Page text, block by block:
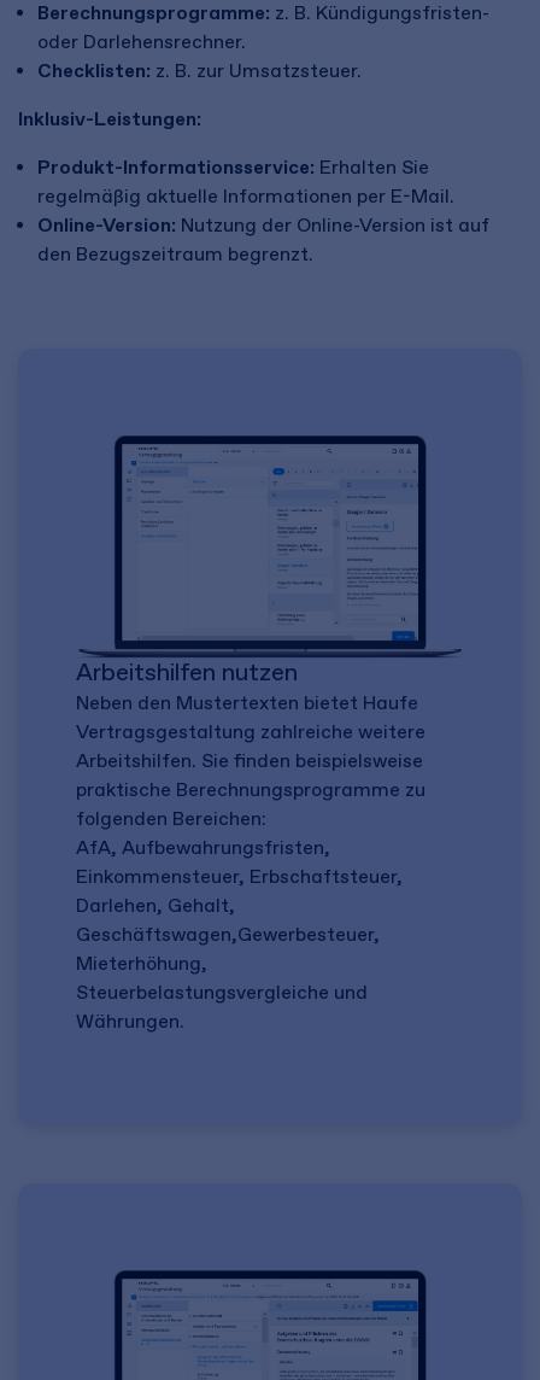
Berechnungsprogramme: z. B. Kündigungsfristen-
oder Darlehensrechner.
Checklisten: z. B. zur Umsatzsteuer.
Inklusiv-Leistungen:
Produkt-Informationsservice: Erhalten Sie
regelmäßig aktuelle Informationen per E-Mail.
Online-Version: Nutzung der Online-Version ist auf
den Bezugszeitraum begrenzt.
Arbeitshilfen nutzen
Neben den Mustertexten bietet Haufe
Vertragsgestaltung zahlreiche weitere
Arbeitshilfen. Sie finden beispielsweise
praktische Berechnungsprogramme zu
folgenden Bereichen:
AfA, Aufbewahrungsfristen,
Einkommensteuer, Erbschaftsteuer,
Darlehen, Gehalt,
Geschäftswagen,Gewerbesteuer,
Mieterhöhung,
Steuerbelastungsvergleiche und
Währungen.